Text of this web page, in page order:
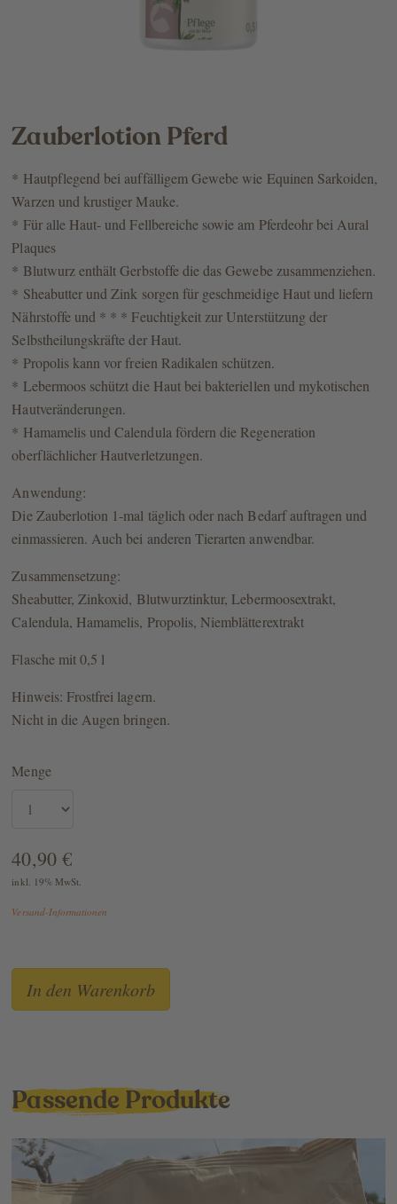
Zauberlotion Pferd
* Hautpflegend bei auffälligem Gewebe wie Equinen Sarkoiden,
Warzen und krustiger Mauke.
* Für alle Haut- und Fellbereiche sowie am Pferdeohr bei Aural
Plaques
* Blutwurz enthält Gerbstoffe die das Ge­webe zusammenziehen.
* Sheabutter und Zink sorgen für geschmeidige Haut und liefern
Nährstoffe und * * * Feuchtigkeit zur Unterstützung der
Selbstheilungskräfte der Haut.
* Propolis kann vor freien Radikalen schützen.
* Lebermoos schützt die Haut bei bakteriellen und mykotischen
Hautveränderungen.
* Hamamelis und Calendula fördern die Regeneration
oberflächlicher Hautverletzungen.
Anwendung:
Die Zauberlotion 1-mal täglich oder nach Bedarf auftragen und
einmassieren. Auch bei anderen Tierarten anwendbar.
Zusammensetzung:
Sheabutter, Zinkoxid, Blutwurztinktur, Lebermoosextrakt,
Calendula, Hamamelis, Propolis, Niemblätterextrakt
Flasche mit 0,5 l
Hinweis: Frostfrei lagern.
Nicht in die Augen bringen.
Menge
40,90 €
inkl. 19% MwSt.
Versand-Informationen
Passende Produkte